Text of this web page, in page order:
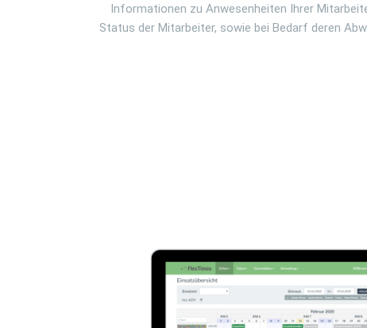
Informationen zu Anwesenheiten Ihrer
Status der Mitarbeiter, sowie bei Bedarf deren